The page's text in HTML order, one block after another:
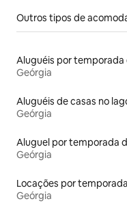
Outros tipos de
Geórgia
Aluguéis de casas no
Geórgia
Geórgia
Geórgia